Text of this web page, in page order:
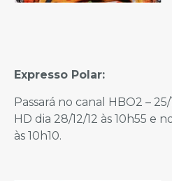
Expresso Polar:
Passará no canal HBO2 –
HD dia 28/12/12 às 10h55 e
às 10h10.